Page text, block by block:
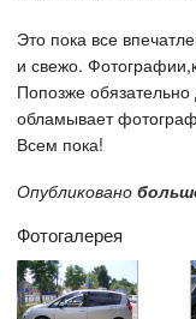
Это пока все
и свежо.
Попозже
обламывает
Всем пока!
Опубликовано
Фотогалерея